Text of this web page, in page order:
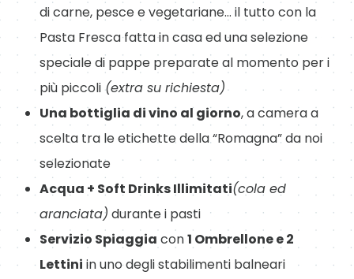
di carne, pesce e vegetariane… il tutto con la
Pasta Fresca fatta in casa ed una selezione
speciale di pappe preparate al momento per i
più piccoli (extra su richiesta)
Una bottiglia di vino al giorno, a camera a
scelta tra le etichette della “Romagna” da noi
selezionate
Acqua + Soft Drinks Illimitati(cola ed
aranciata) durante i pasti
Servizio Spiaggia con1 Ombrellone e 2
Lettini in uno degli stabilimenti balneari